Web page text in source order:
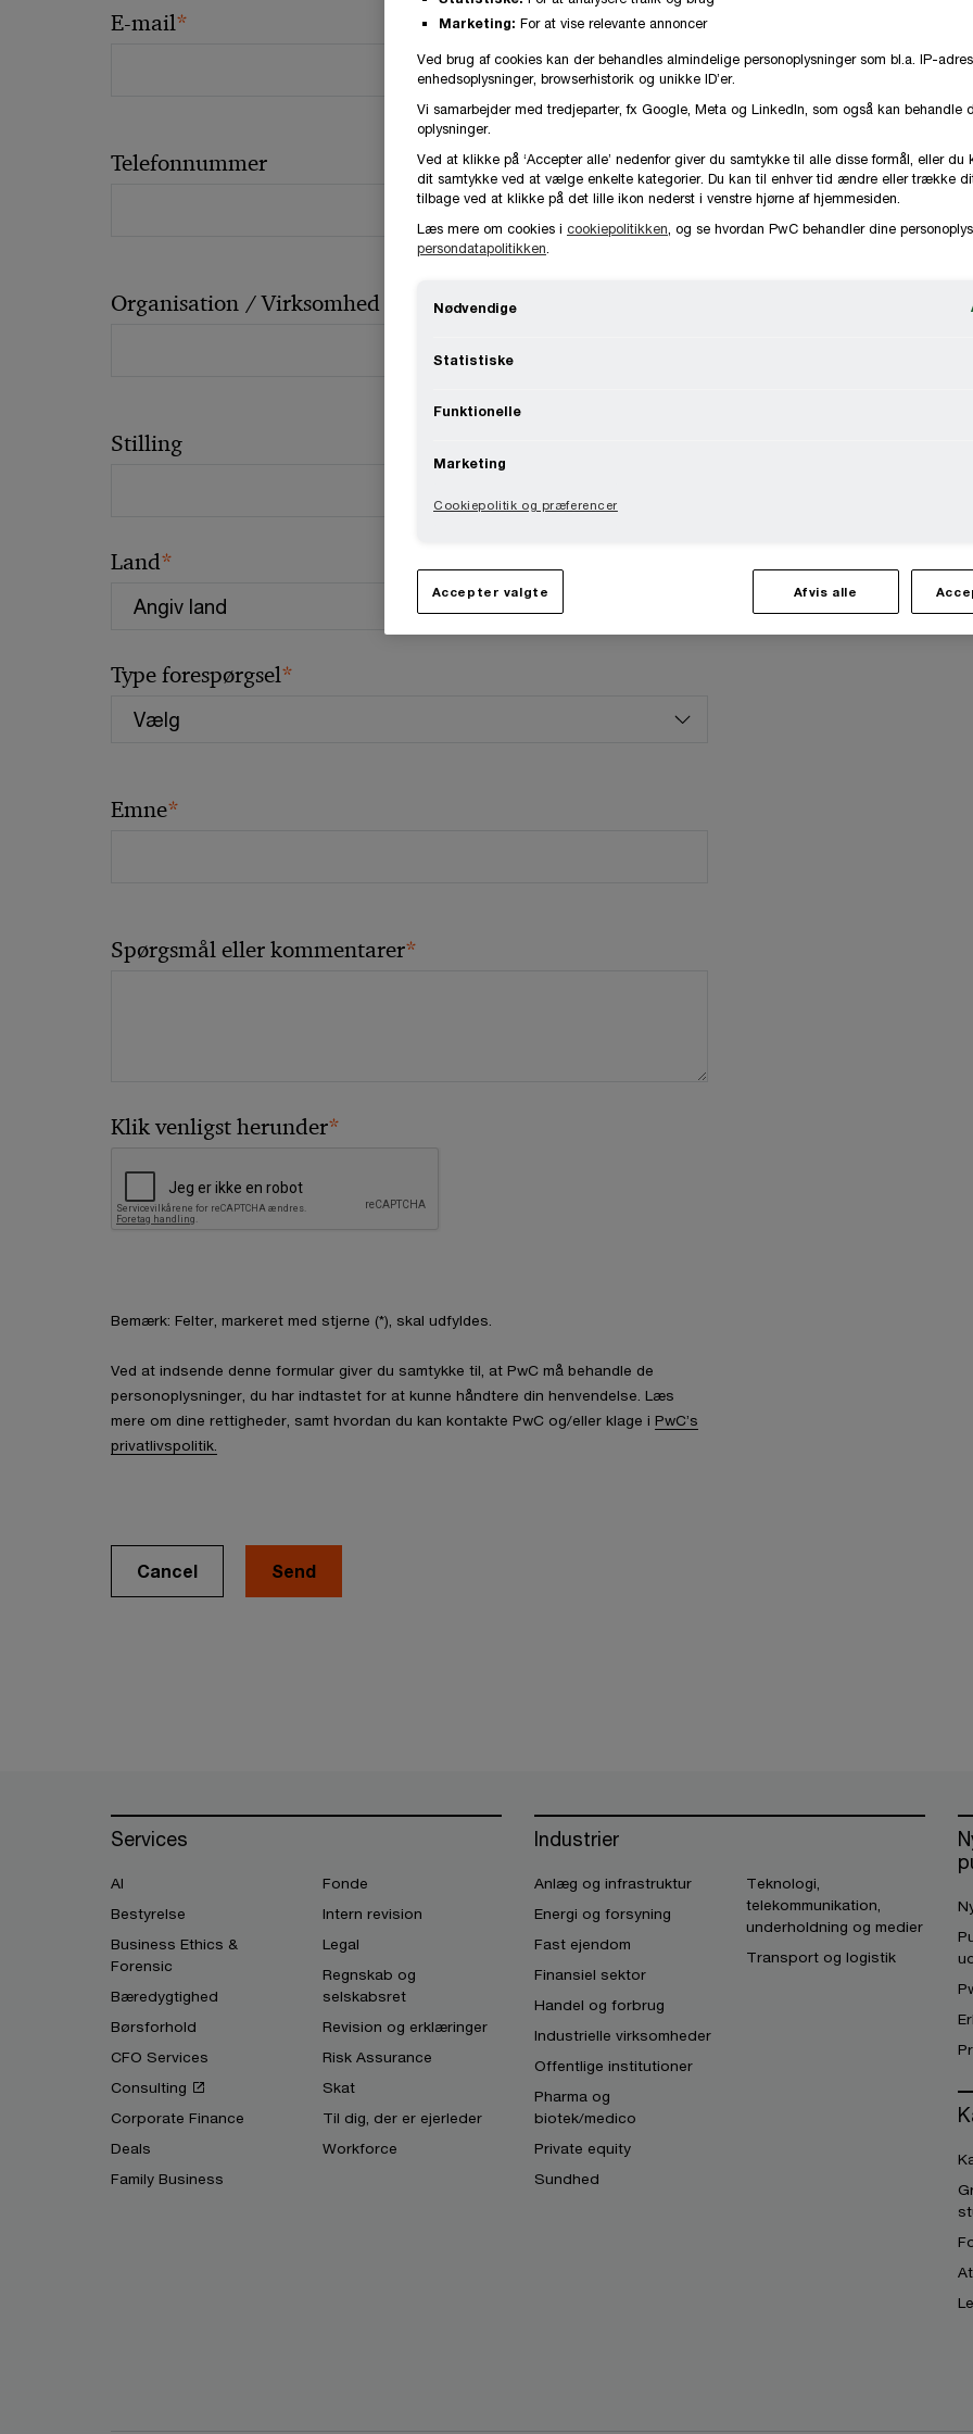
E-mail*
Telefonnummer
Organisation / Virksomhed
Stilling
Land*
Type forespørgsel*
Emne*
Spørgsmål eller kommentarer*
Klik venligst herunder*
Bemærk: Felter, markeret med stjerne (*), skal udfyldes.
Ved at indsende denne formular giver du samtykke til, at PwC må behandle de
personoplysninger, du har indtastet for at kunne håndtere din henvendelse. Læs
mere om dine rettigheder, samt hvordan du kan kontakte PwC og/eller klage i PwC’s
privatlivspolitik.
Cancel
Services
AI
Bestyrelse
Business Ethics &
Forensic
Bæredygtighed
Børsforhold
CFO Services
Consulting
Corporate Finance
Deals
Family Business
Fonde
Intern revision
Legal
Regnskab og
selskabsret
Revision og erklæringer
Risk Assurance
Skat
Til dig, der er ejerleder
Workforce
Industrier
Anlæg og infrastruktur
Energi og forsyning
Fast ejendom
Finansiel sektor
Handel og forbrug
Industrielle virksomheder
Offentlige institutioner
Pharma og
biotek/medico
Private equity
Sundhed
Teknologi,
telekommunikation,
underholdning og medier
Transport og logistik
Marketing: For at vise relevante annoncer
Ved brug af cookies kan der behandles almindelige personoplysninger som bl.a. IP-
enhedsoplysninger, browserhistorik og unikke ID’er.
Vi samarbejder med tredjeparter, fx Google, Meta og LinkedIn, som også kan behandle
oplysninger.
Ved at klikke på ‘Accepter alle’ nedenfor giver du samtykke til alle disse formål, eller du
dit samtykke ved at vælge enkelte kategorier. Du kan til enhver tid ændre eller trække
tilbage ved at klikke på det lille ikon nederst i venstre hjørne af hjemmesiden.
Læs mere om cookies i cookiepolitikken, og se hvordan PwC behandler dine
persondatapolitikken.
Nødvendige
Statistiske
Funktionelle
Marketing
Cookiepolitik og præferencer
Accepter valgte Afvis alle